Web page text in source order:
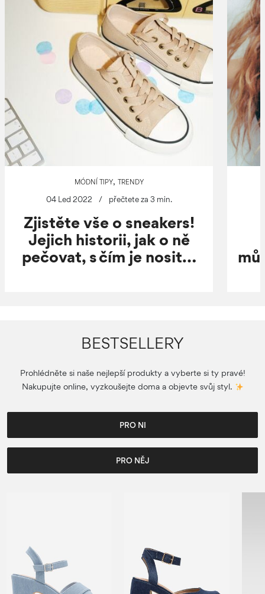
MÓDNÍ TIPY, TRENDY
04 Led 2022 / přečtete za 3 min.
Zjistěte vše o sneakers!
Jejich historii, jak o ně
pečovat, s čím je nosit…
BESTSELLERY
Prohlédněte si naše nejlepší produkty a vyberte si ty pravé!
Nakupujte online, vyzkoušejte doma a objevte svůj styl.
PRO NI
PRO NĚJ